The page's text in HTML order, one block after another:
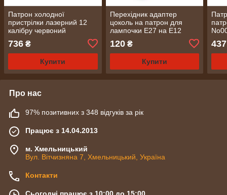
Патрон холодної
пристрілки лазерний 12
калібру червоний
736 ₴
Купити
Перехідник адаптер
цоколь на патрон для
лампочки Е27 на Е12
120₴
Купити
437
Про нас
97% позитивних з 348 відгуків за рік
Працює з 14.04.2013
м. Хмельницький
Вул. Вітчизняна 7, Хмельницький, Україна
Контакти